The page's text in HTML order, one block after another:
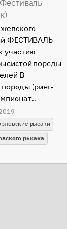
ФЕСТИВАЛЬ
участию
породы
В
(ринг-
рысаки
рысака